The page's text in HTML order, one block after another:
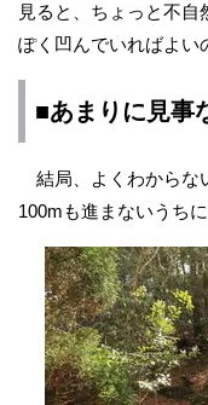
見ると、ちょっと不
ぽく凹んでいればよ
■あまりに見事
結局、よくわからな
100mも進まないうち